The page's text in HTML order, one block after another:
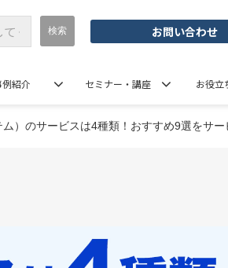
お問い合わせ
例紹介 セミナー・講座 お役立
）のサービスは4種類！おすすめ9選をサ